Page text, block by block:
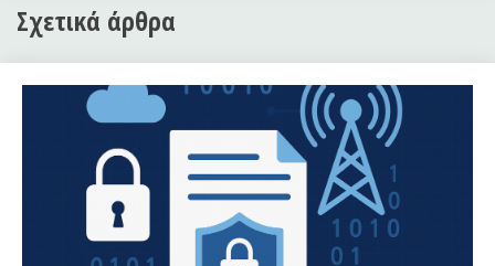
Σχετικά άρθρα